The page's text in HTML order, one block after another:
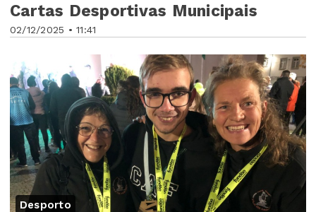
02/12/2025 • 11:41
Cartas Desportivas Municipais
Desporto